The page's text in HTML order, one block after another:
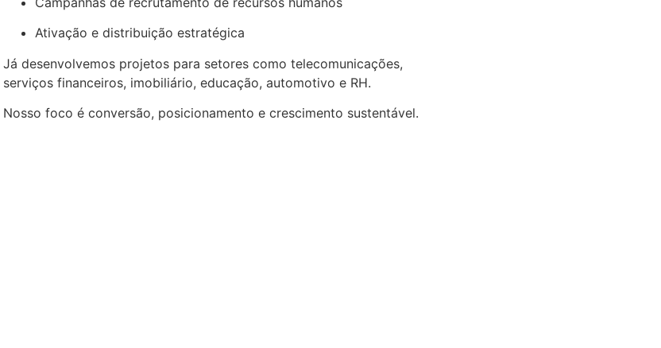
Ativação e distribuição estratégica
Já desenvolvemos projetos para setores como telecomunicações,
serviços financeiros, imobiliário, educação, automotivo e RH.
Nosso foco é conversão, posicionamento e crescimento sustentável.